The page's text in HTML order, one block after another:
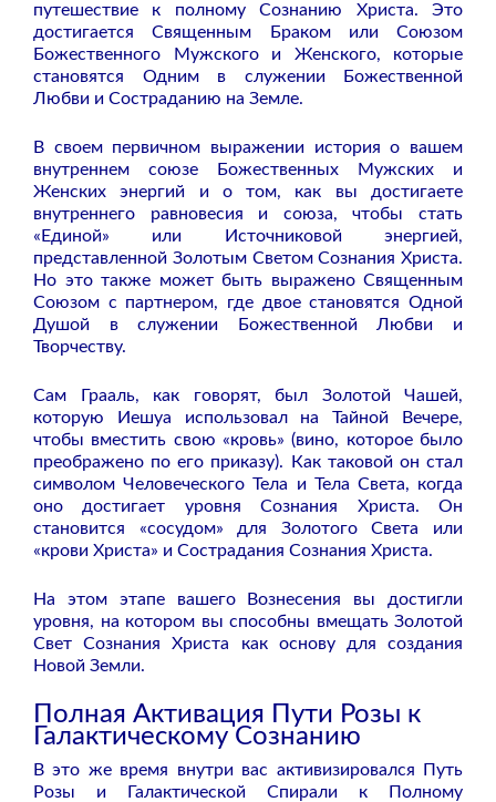
путешествие к полному Сознанию Христа. Это
достигается Священным Браком или Союзом
Божественного Мужского и Женского, которые
становятся Одним в служении Божественной
Любви и Состраданию на Земле.
В своем первичном выражении история о вашем
внутреннем союзе Божественных Мужских и
Женских энергий и о том, как вы достигаете
внутреннего равновесия и союза, чтобы стать
«Единой» или Источниковой энергией,
представленной Золотым Светом Сознания Христа.
Но это также может быть выражено Священным
Союзом с партнером, где двое становятся Одной
Душой в служении Божественной Любви и
Творчеству.
Сам Грааль, как говорят, был Золотой Чашей,
которую Иешуа использовал на Тайной Вечере,
чтобы вместить свою «кровь» (вино, которое было
преображено по его приказу). Как таковой он стал
символом Человеческого Тела и Тела Света, когда
оно достигает уровня Сознания Христа. Он
становится «сосудом» для Золотого Света или
«крови Христа» и Сострадания Сознания Христа.
На этом этапе вашего Вознесения вы достигли
уровня, на котором вы способны вмещать Золотой
Свет Сознания Христа как основу для создания
Новой Земли.
Полная Активация Пути Розы к
Галактическому Сознанию
В это же время внутри вас активизировался Путь
Розы и Галактической Спирали к Полному